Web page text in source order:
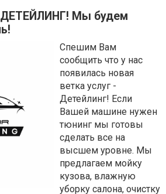
ДЕТЕЙЛИНГ! Мы будем
Спешим Вам
сообщить что у нас
появилась новая
ветка услуг -
Детейлинг! Если
Вашей машине нужен
тюнинг мы готовы
сделать все на
высшем уровне. Мы
предлагаем мойку
кузова, влажную
уборку салона, очистку